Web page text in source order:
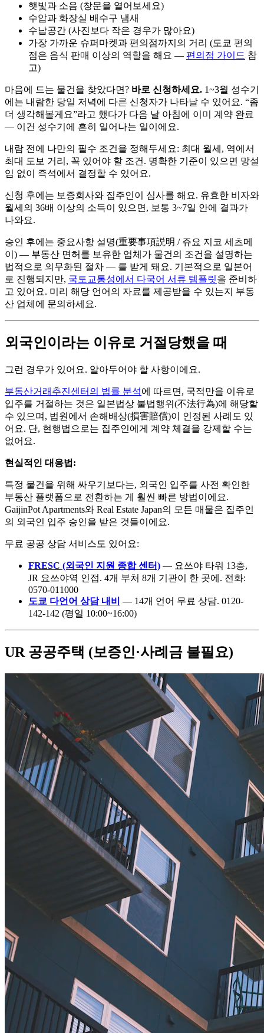
햇빛과 소음 (창문을 열어보세요)
수압과 화장실 배수구 냄새
수납공간 (사진보다 작은 경우가 많아요)
가장 가까운 슈퍼마켓과 편의점까지의 거리 (도쿄 편의
점은 음식 판매 이상의 역할을 해요 — 편의점 가이드 참
고)
마음에 드는 물건을 찾았다면? 바로 신청하세요. 1~3월 성수기
에는 내람한 당일 저녁에 다른 신청자가 나타날 수 있어요. “좀
더 생각해볼게요”라고 했다가 다음 날 아침에 이미 계약 완료
— 이건 성수기에 흔히 일어나는 일이에요.
내람 전에 나만의 필수 조건을 정해두세요: 최대 월세, 역에서
최대 도보 거리, 꼭 있어야 할 조건. 명확한 기준이 있으면 망설
임 없이 즉석에서 결정할 수 있어요.
신청 후에는 보증회사와 집주인이 심사를 해요. 유효한 비자와
월세의 36배 이상의 소득이 있으면, 보통 3~7일 안에 결과가
나와요.
승인 후에는 중요사항 설명(重要事項説明 / 쥬요 지코 세츠메
이) — 부동산 면허를 보유한 업체가 물건의 조건을 설명하는
법적으로 의무화된 절차 — 를 받게 돼요. 기본적으로 일본어
로 진행되지만, 국토교통성에서 다국어 서류 템플릿을 준비하
고 있어요. 미리 해당 언어의 자료를 제공받을 수 있는지 부동
산 업체에 문의하세요.
외국인이라는 이유로 거절당했을 때
그런 경우가 있어요. 알아두어야 할 사항이에요.
부동산거래추진센터의 법률 분석에 따르면, 국적만을 이유로
입주를 거절하는 것은 일본법상 불법행위(不法行為)에 해당할
수 있으며, 법원에서 손해배상(損害賠償)이 인정된 사례도 있
어요. 단, 현행법으로는 집주인에게 계약 체결을 강제할 수는
없어요.
현실적인 대응법:
특정 물건을 위해 싸우기보다는, 외국인 입주를 사전 확인한
부동산 플랫폼으로 전환하는 게 훨씬 빠른 방법이에요.
GaijinPot Apartments와 Real Estate Japan의 모든 매물은 집주인
의 외국인 입주 승인을 받은 것들이에요.
무료 공공 상담 서비스도 있어요:
FRESC (외국인 지원 종합 센터) — 요쓰야 타워 13층,
JR 요쓰야역 인접. 4개 부처 8개 기관이 한 곳에. 전화:
0570-011000
도쿄 다언어 상담 내비 — 14개 언어 무료 상담. 0120-
142-142 (평일 10:00~16:00)
UR 공공주택 (보증인·사례금 불필요)